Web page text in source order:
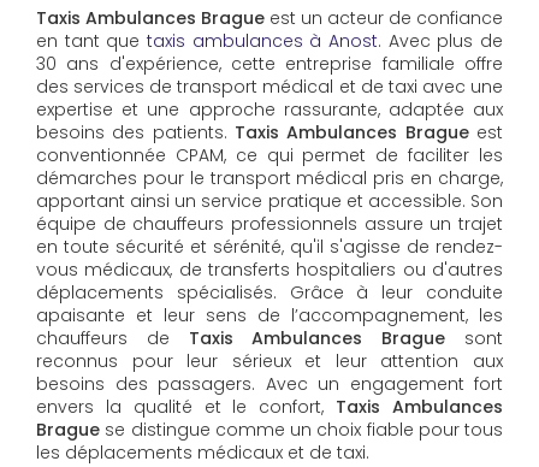
Taxis Ambulances Brague est un acteur de confiance
en tant que taxis ambulances à Anost. Avec plus de
30 ans d'expérience, cette entreprise familiale offre
des services de transport médical et de taxi avec une
expertise et une approche rassurante, adaptée aux
besoins des patients. Taxis Ambulances Bragueest
conventionnée CPAM, ce qui permet de faciliter les
démarches pour le transport médical pris en charge,
apportant ainsi un service pratique et accessible. Son
équipe de chauffeurs professionnels assure un trajet
en toute sécurité et sérénité, qu'il s'agisse de rendez-
vous médicaux, de transferts hospitaliers ou d'autres
déplacements spécialisés. Grâce à leur conduite
apaisante et leur sens de l’accompagnement, les
chauffeurs de Taxis Ambulances Brague sont
reconnus pour leur sérieux et leur attention aux
besoins des passagers. Avec un engagement fort
envers la qualité et le confort, Taxis Ambulances
Brague se distingue comme un choix fiable pour tous
les déplacements médicaux et de taxi.